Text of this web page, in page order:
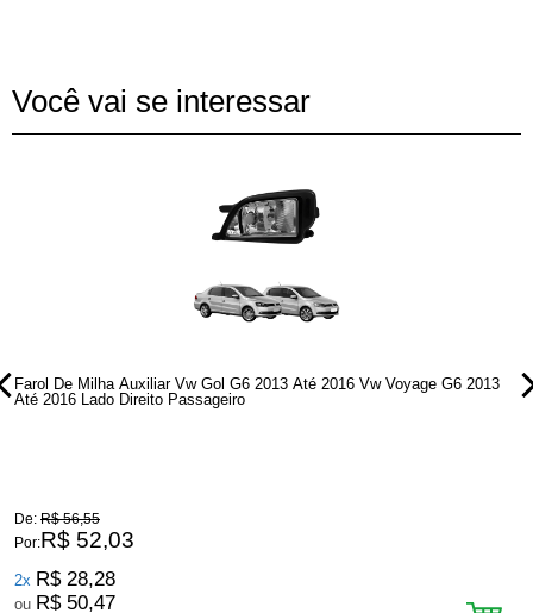
Você vai se interessar
Farol De Milha Auxiliar Vw Gol G6 2013 Até 2016 Vw Voyage G6 2013
Até 2016 Lado Direito Passageiro
De: R$ 56,55
Por:R$ 52,03
2x R$ 28,28
ou R$ 50,47